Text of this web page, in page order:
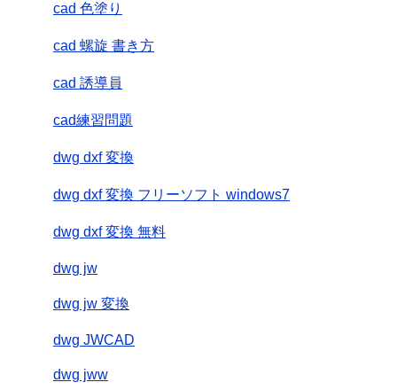
cad 色塗り
cad 螺旋 書き方
cad 誘導員
cad練習問題
dwg dxf 変換
dwg dxf 変換 フリーソフト windows7
dwg dxf 変換 無料
dwg jw
dwg jw 変換
dwg JWCAD
dwg jww